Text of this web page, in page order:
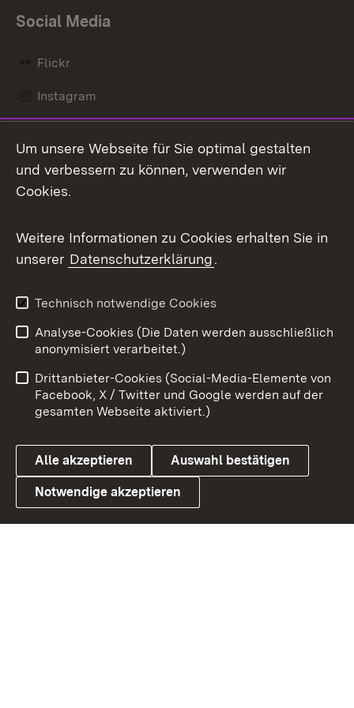
Social Media
Flickr
Instagram
Mastodon
Messenger
Social Wall
X / Twitter
Youtube
Link zum Landesportal
Benutzungshinweise
Barrierefreiheit
Datenschutz
Cookies
Um unsere Webseite für Sie optimal gestalten
und verbessern zu können, verwenden wir
Cookies.
Weitere Informationen zu Cookies erhalten Sie in
unserer Datenschutzerklärung.
Technisch notwendige Cookies
Analyse-Cookies (Die Daten werden ausschließlich
anonymisiert verarbeitet.)
Drittanbieter-Cookies (Social-Media-Elemente von
Facebook, X / Twitter und Google werden auf der
gesamten Webseite aktiviert.)
Alle akzeptieren Auswahl bestätigen
Notwendige akzeptieren